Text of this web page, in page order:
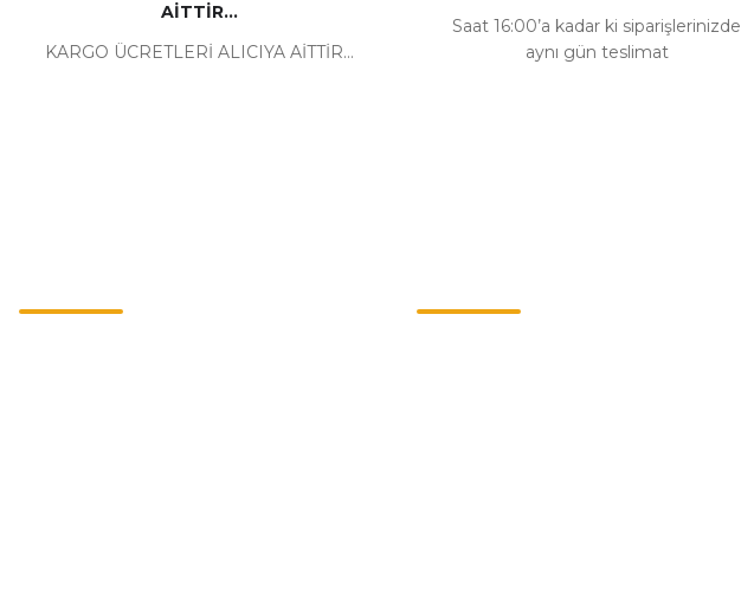
AİTTİR...
KARGO ÜCRETLERİ ALICIYA AİTTİR...
Saat 16:00’a kadar ki siparişlerinizde
aynı gün teslimat